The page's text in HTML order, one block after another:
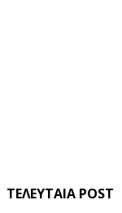
ΤΕΛΕΥΤΑΙΑ POST